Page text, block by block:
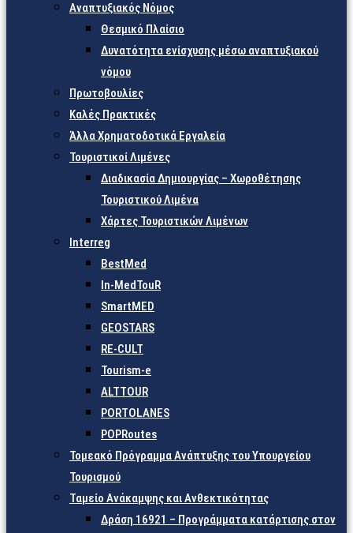
Αναπτυξιακός Νόμος
Θεσμικό Πλαίσιο
Δυνατότητα ενίσχυσης μέσω αναπτυξιακού
νόμου
Πρωτοβουλίες
Καλές Πρακτικές
Άλλα Χρηματοδοτικά Εργαλεία
Τουριστικοί Λιμένες
Διαδικασία Δημιουργίας – Χωροθέτησης
Τουριστικού Λιμένα
Χάρτες Τουριστικών Λιμένων
Interreg
BestMed
In-MedTouR
SmartMED
GEOSTARS
RE-CULT
Tourism-e
ALTTOUR
PORTOLANES
POPRoutes
Τομεακό Πρόγραμμα Ανάπτυξης του Υπουργείου
Τουρισμού
Ταμείο Ανάκαμψης και Ανθεκτικότητας
Δράση 16921 – Προγράμματα κατάρτισης στον